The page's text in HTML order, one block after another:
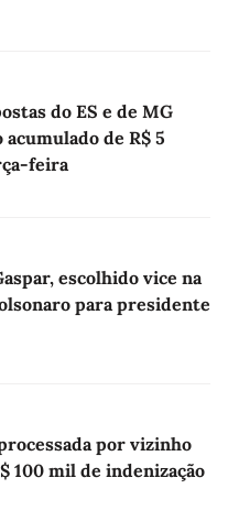
do ES e de MG
de R$ 5
feira
escolhido vice na
para presidente
por vizinho
100 mil de indenização